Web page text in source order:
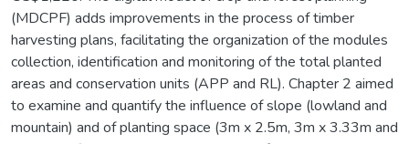
(MDCPF) adds improvements in the process of timber
harvesting plans, facilitating the organization of the modules
collection, identification and monitoring of the total planted
areas and conservation units (APP and RL). Chapter 2 aimed
to examine and quantify the influence of slope (lowland and
mountain) and of planting space (3m x 2.5m, 3m x 3.33m and